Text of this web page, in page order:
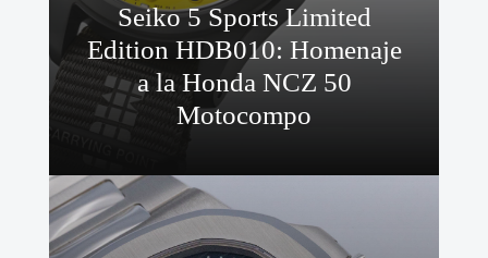
Seiko 5 Sports Limited
Edition HDB010: Homenaje
a la Honda NCZ 50
Motocompo